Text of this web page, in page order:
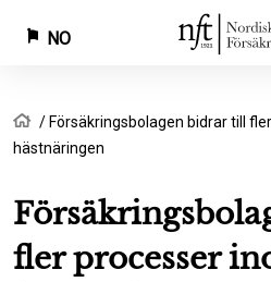
Hopp
til
NO
Navigasjonssti
Hjem
Försäkringsbolagen bidrar till
hästnäringen
fler processer